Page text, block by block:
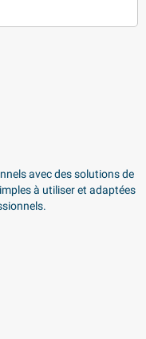
avec des solutions de
à utiliser et adaptées